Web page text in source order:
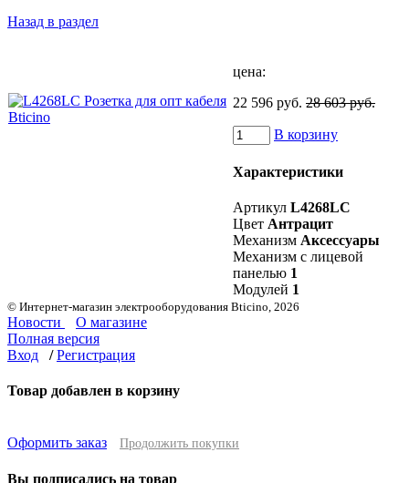
Назад в раздел
цена:
22 596 руб. 28 603 руб.
В корзину
Характеристики
Артикул L4268LC
Цвет Антрацит
Механизм Аксессуары
Механизм с лицевой
панелью 1
Модулей 1
© Интернет-магазин электрооборудования Bticino, 2026
Новости
О магазине
Полная версия
Вход
/ Регистрация
Товар добавлен в корзину
Оформить заказ Продолжить покупки
Вы подписались на товар